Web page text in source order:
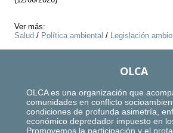
Ver más:
Salud / Política ambiental / Legislación
OLCA
OLCA es una organización que
comunidades en conflicto
condiciones de profunda asimetría,
económico depredador impuesto en
Promovemos la participación y el